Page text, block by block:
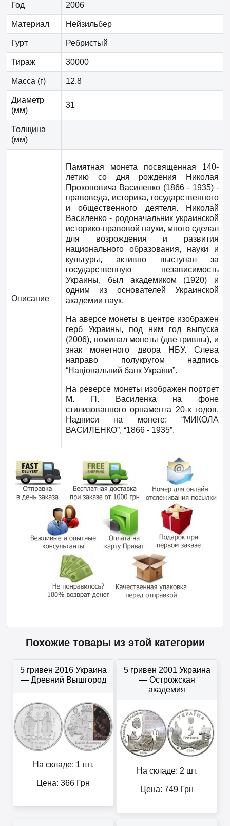
Год 2006
Материал Нейзильбер
Гурт Ребристый
Тираж 30000
Масса (г) 12.8
Диаметр
(мм)
31
Толщина
(мм)
Описание
Памятная монета посвященная 140-
летию со дня рождения Николая
Прокоповича Василенко (1866 - 1935) -
правоведа, историка, государственного
и общественного деятеля. Николай
Василенко - родоначальник украинской
историко-правовой науки, много сделал
для возрождения и развития
национального образования, науки и
культуры, активно выступал за
государственную независимость
Украины, был академиком (1920) и
одним из основателей Украинской
академии наук.
На аверсе монеты в центре изображен
герб Украины, под ним год выпуска
(2006), номинал монеты (две гривны), и
знак монетного двора НБУ. Слева
направо полукругом надпись
“Національний банк України”.
На реверсе монеты изображен портрет
М. П. Василенка на фоне
стилизованного орнамента 20-х годов.
Надписи на монете: “МИКОЛА
ВАСИЛЕНКО”, “1866 - 1935”.
Похожие товары из этой категории
5 гривен 2016 Украина
— Древний Вышгород
На складе: 1 шт.
Цена: 366 Грн
5 гривен 2001 Украина
— Острожская
академия
На складе: 2 шт.
Цена: 749 Грн